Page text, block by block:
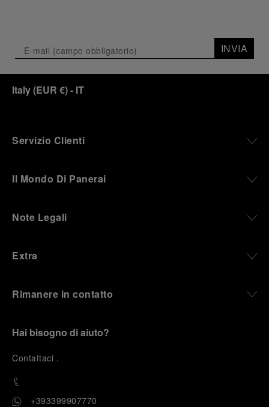
INVIA
Italy(EUR €)- IT
Servizio Clienti
Il Mondo Di Panerai
Note Legali
Extra
Rimanere in contatto
Hai bisogno di aiuto?
Contattaci .
+393399907770